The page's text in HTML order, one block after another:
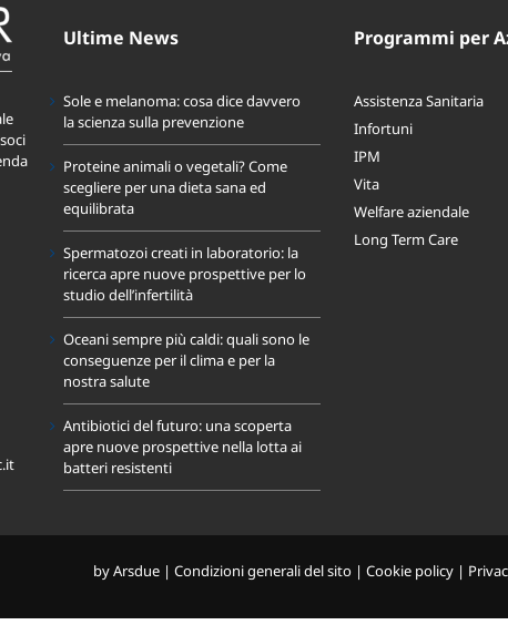
Ultime News
Sole e melanoma: cosa dice davvero
la scienza sulla prevenzione
Proteine animali o vegetali? Come
scegliere per una dieta sana ed
equilibrata
Spermatozoi creati in laboratorio: la
ricerca apre nuove prospettive per lo
studio dell’infertilità
Oceani sempre più caldi: quali sono le
conseguenze per il clima e per la
nostra salute
Antibiotici del futuro: una scoperta
apre nuove prospettive nella lotta ai
batteri resistenti
Programmi per
Assistenza Sanitaria
Infortuni
IPM
Vita
Welfare aziendale
Long Term Care
byArsdue | Condizioni generali del sito | Cookie policy |